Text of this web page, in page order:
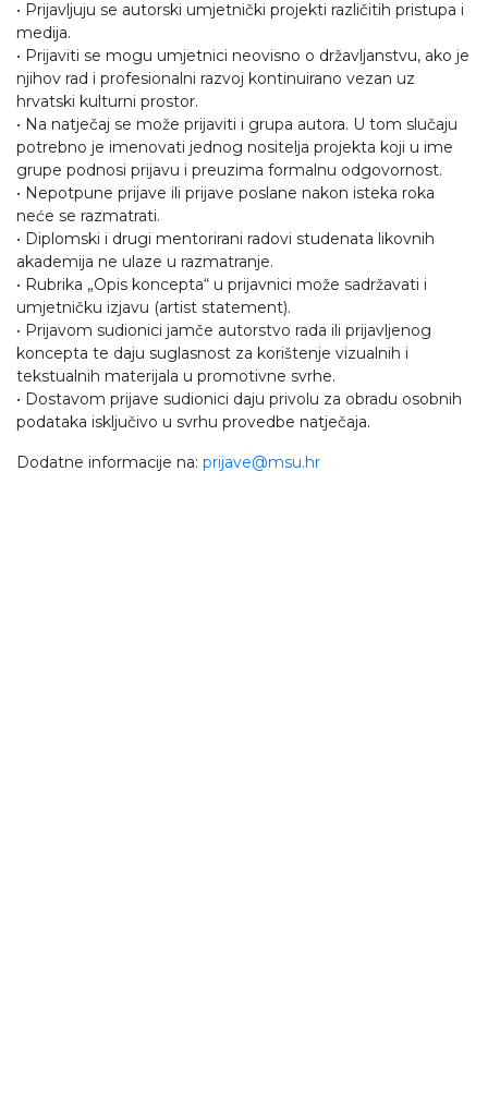
• Prijavljuju se autorski umjetnički projekti različitih pristupa i
medija.
• Prijaviti se mogu umjetnici neovisno o državljanstvu, ako je
njihov rad i profesionalni razvoj kontinuirano vezan uz
hrvatski kulturni prostor.
• Na natječaj se može prijaviti i grupa autora. U tom slučaju
potrebno je imenovati jednog nositelja projekta koji u ime
grupe podnosi prijavu i preuzima formalnu odgovornost.
• Nepotpune prijave ili prijave poslane nakon isteka roka
neće se razmatrati.
• Diplomski i drugi mentorirani radovi studenata likovnih
akademija ne ulaze u razmatranje.
• Rubrika „Opis koncepta“ u prijavnici može sadržavati i
umjetničku izjavu (artist statement).
• Prijavom sudionici jamče autorstvo rada ili prijavljenog
koncepta te daju suglasnost za korištenje vizualnih i
tekstualnih materijala u promotivne svrhe.
• Dostavom prijave sudionici daju privolu za obradu osobnih
podataka isključivo u svrhu provedbe natječaja.
Dodatne informacije na: prijave@msu.hr